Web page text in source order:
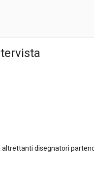
disegnatori